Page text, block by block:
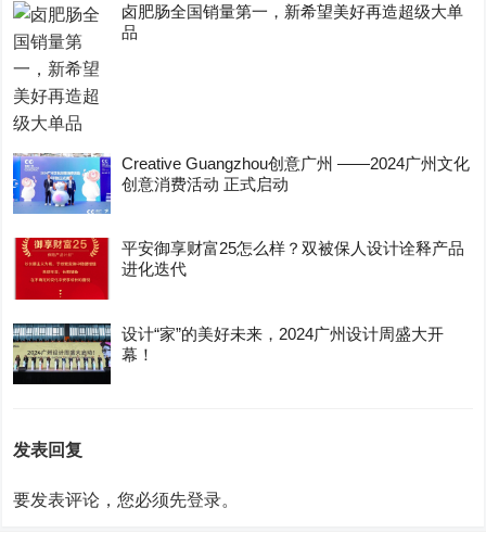
卤肥肠全国销量第一，新希望美好再造超级大单
品
Creative Guangzhou创意广州 ——2024广州文化
创意消费活动 正式启动
平安御享财富25怎么样？双被保人设计诠释产品
进化迭代
设计“家”的美好未来，2024广州设计周盛大开
幕！
发表回复
要发表评论，您必须先登录。